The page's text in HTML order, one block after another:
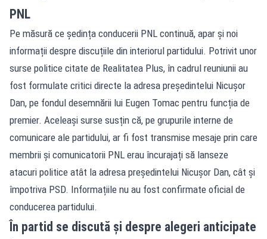
PNL
Pe măsură ce ședința conducerii PNL continuă, apar și noi
informații despre discuțiile din interiorul partidului. Potrivit unor
surse politice citate de Realitatea Plus, în cadrul reuniunii au
fost formulate critici directe la adresa președintelui Nicușor
Dan, pe fondul desemnării lui Eugen Tomac pentru funcția de
premier. Aceleași surse susțin că, pe grupurile interne de
comunicare ale partidului, ar fi fost transmise mesaje prin care
membrii și comunicatorii PNL erau încurajați să lanseze
atacuri politice atât la adresa președintelui Nicușor Dan, cât și
împotriva PSD. Informațiile nu au fost confirmate oficial de
conducerea partidului.
În partid se discută și despre alegeri anticipate